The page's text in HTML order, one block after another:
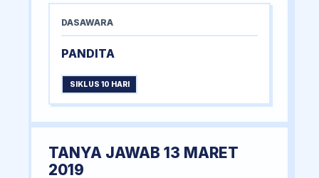
DASAWARA
PANDITA
SIKLUS 10 HARI
TANYA JAWAB 13 MARET
2019